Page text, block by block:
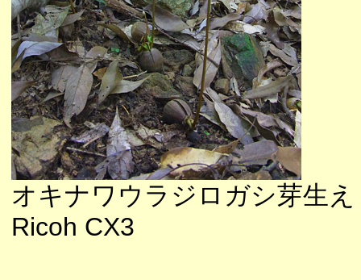
オキナワウラジロガシ芽生え
Ricoh CX3